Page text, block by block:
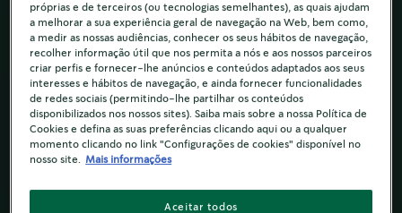
próprias e de terceiros (ou tecnologias semelhantes), as quais ajudam
a melhorar a sua experiência geral de navegação na Web, bem como,
a medir as nossas audiências, conhecer os seus hábitos de navegação,
recolher informação útil que nos permita a nós e aos nossos parceiros
criar perfis e fornecer-lhe anúncios e conteúdos adaptados aos seus
interesses e hábitos de navegação, e ainda fornecer funcionalidades
de redes sociais (permitindo-lhe partilhar os conteúdos
disponibilizados nos nossos sites). Saiba mais sobre a nossa Política de
Cookies e defina as suas preferências clicando aqui ou a qualquer
momento clicando no link "Configurações de cookies" disponível no
nosso site.
Mais informações
Aceitar todos